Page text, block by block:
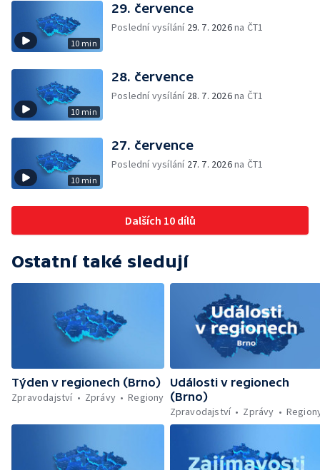
10 min
29. července
Poslední vysílání 29. 7. 2026na ČT1
10 min
28. července
Poslední vysílání 28. 7. 2026na ČT1
10 min
27. července
Poslední vysílání 27. 7. 2026na ČT1
Dalších 10 dílů
Ostatní také sledují
Týden v regionech (Brno)
Zpravodajství
Zprávy Regiony
Události v regionech
(Brno)
Zpravodajství
Zprávy